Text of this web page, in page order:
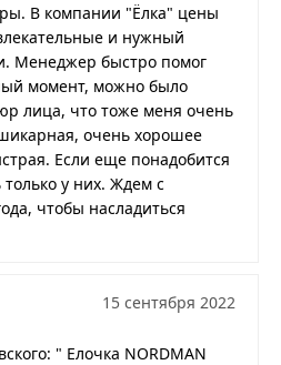
В компании "Ёлка" цены
и нужный
Менеджер быстро помог
момент, можно было
лица, что тоже меня очень
очень хорошее
Если еще понадобится
только у них. Ждем с
чтобы насладиться
15 сентября 2022
" Елочка NORDMAN